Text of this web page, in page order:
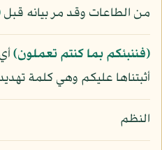
من الطاعات وقد مر بيانه قبل
﴿فننبئكم بما كنتم تعملون﴾
أثبتناها عليكم وهي كلمة
النظم